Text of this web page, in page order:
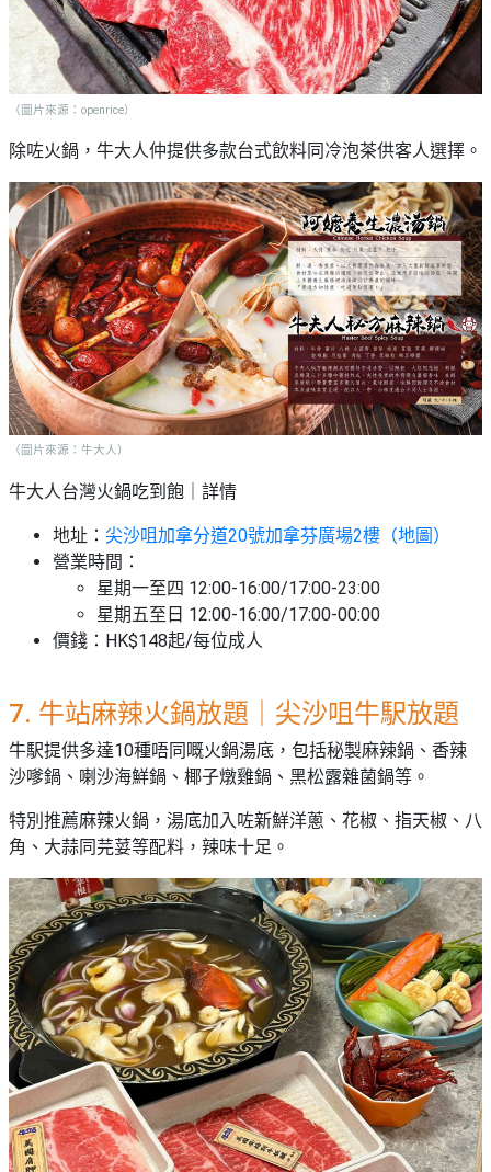
（圖片來源：openrice）
除咗火鍋，牛大人仲提供多款台式飲料同冷泡茶供客人選擇。
（圖片來源：牛大人）
牛大人台灣火鍋吃到飽｜詳情
地址： 尖沙咀加拿分道20號加拿芬廣場2樓（地圖）
營業時間：
星期一至四 12:00-16:00/17:00-23:00
星期五至日 12:00-16:00/17:00-00:00
價錢：HK$148起/每位成人
7. 牛站麻辣火鍋放題｜尖沙咀牛駅放題
牛駅提供多達10種唔同嘅火鍋湯底，包括秘製麻辣鍋、香辣
沙嗲鍋、喇沙海鮮鍋、椰子燉雞鍋、黑松露雜菌鍋等。
特別推薦麻辣火鍋，湯底加入咗新鮮洋蔥、花椒、指天椒、八
角、大蒜同芫荽等配料，辣味十足。